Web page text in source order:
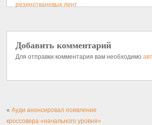
резинотканевых лент
Добавить комментарий
Для отправки комментария вам необходимо
«Ауди анонсировал появление
кроссовера «начального уровня»